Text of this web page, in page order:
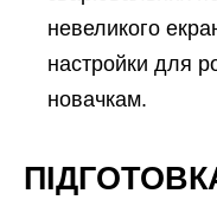
невеликого
настройки для
новачкам.